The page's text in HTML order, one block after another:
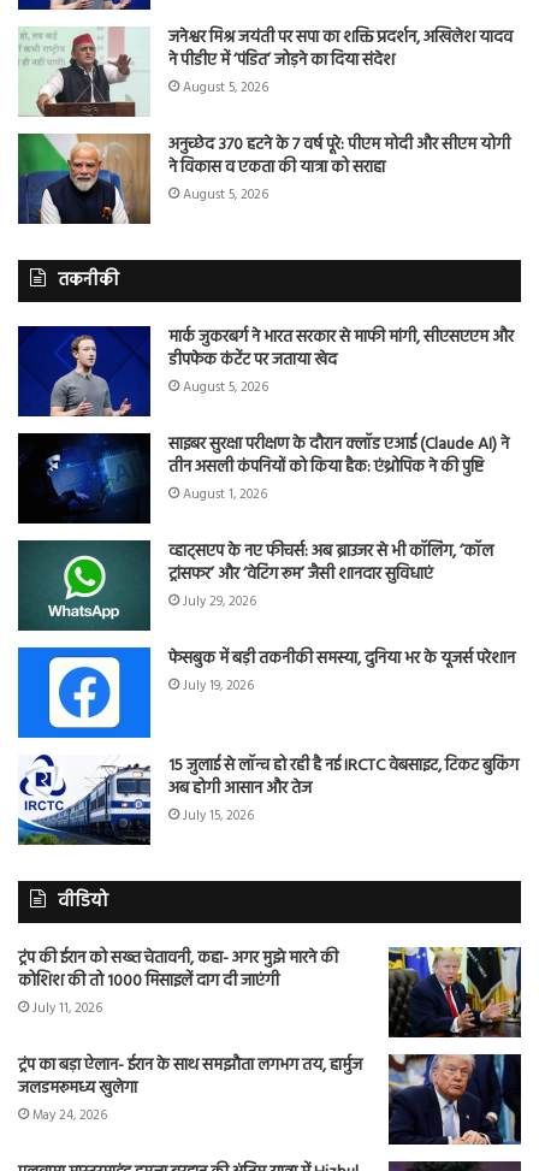
जनेश्वर मिश्र जयंती पर सपा का शक्ति प्रदर्शन, अखिलेश यादव
ने पीडीए में ‘पंडित’ जोड़ने का दिया संदेश
August 5, 2026
अनुच्छेद 370 हटने के 7 वर्ष पूरे: पीएम मोदी और सीएम योगी
ने विकास व एकता की यात्रा को सराहा
August 5, 2026
तकनीकी
मार्क जुकरबर्ग ने भारत सरकार से माफी मांगी, सीएसएएम और
डीपफेक कंटेंट पर जताया खेद
August 5, 2026
साइबर सुरक्षा परीक्षण के दौरान क्लॉड एआई (Claude AI) ने
तीन असली कंपनियों को किया हैक: एंथ्रोपिक ने की पुष्टि
August 1, 2026
व्हाट्सएप के नए फीचर्स: अब ब्राउजर से भी कॉलिंग, ‘कॉल
ट्रांसफर’ और ‘वेटिंग रूम’ जैसी शानदार सुविधाएं
July 29, 2026
फेसबुक में बड़ी तकनीकी समस्या, दुनिया भर के यूजर्स परेशान
July 19, 2026
15 जुलाई से लॉन्च हो रही है नई IRCTC वेबसाइट, टिकट बुकिंग
अब होगी आसान और तेज
July 15, 2026
वीडियो
ट्रंप की ईरान को सख्त चेतावनी, कहा- अगर मुझे मारने की
कोशिश की तो 1000 मिसाइलें दाग दी जाएंगी
July 11, 2026
ट्रंप का बड़ा ऐलान- ईरान के साथ समझौता लगभग तय, हार्मुज
जलडमरूमध्य खुलेगा
May 24, 2026